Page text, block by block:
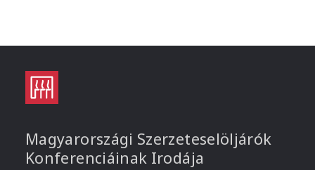
Magyarországi Szerzeteselöljárók
Konferenciáinak Irodája